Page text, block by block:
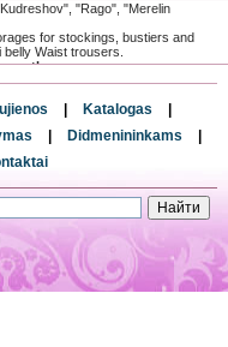
"Rago", "Merelin
for stockings, bustiers and
Waist trousers.
and therefore indispensable for
linen, which is specially
a flat stomach.
| Katalogas
|
| Didmenininkams
|